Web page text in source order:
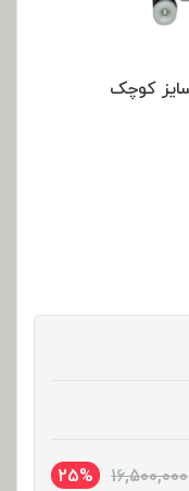
16,500,000
25%